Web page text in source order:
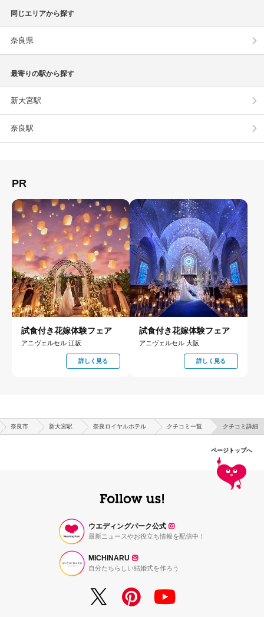
同じエリアから探す
奈良県
最寄りの駅から探す
新大宮駅
奈良駅
PR
試食付き花嫁体験フェア
アニヴェルセル 江坂
詳しく見る
試食付き花嫁体験フェア
アニヴェルセル 大阪
詳しく見る
奈良市 新大宮駅 奈良ロイヤルホテル クチコミ一覧 クチコミ詳細
ページトップへ
ウエディングパーク公式
最新ニュースやお役立ち情報を配信中！
MICHINARU
自分たちらしい結婚式を作ろう